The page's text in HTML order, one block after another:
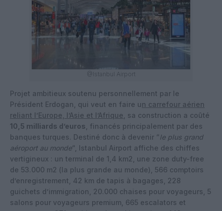
@Istanbul Airport
Projet ambitieux soutenu personnellement par le
Président Erdogan, qui veut en faire un carrefour aérien
reliant l’Europe, l’Asie et l’Afrique , sa construction a coûté
10,5 milliards d’euros , financés principalement par des
banques turques. Destiné donc à devenir “le plus grand
aéroport au monde“, Istanbul Airport affiche des chiffes
vertigineux : un terminal de 1,4 km2, une zone duty-free
de 53.000 m2 (la plus grande au monde), 566 comptoirs
d’enregistrement, 42 km de tapis à bagages, 228
guichets d’immigration, 20.000 chaises pour voyageurs, 5
salons pour voyageurs premium, 665 escalators et